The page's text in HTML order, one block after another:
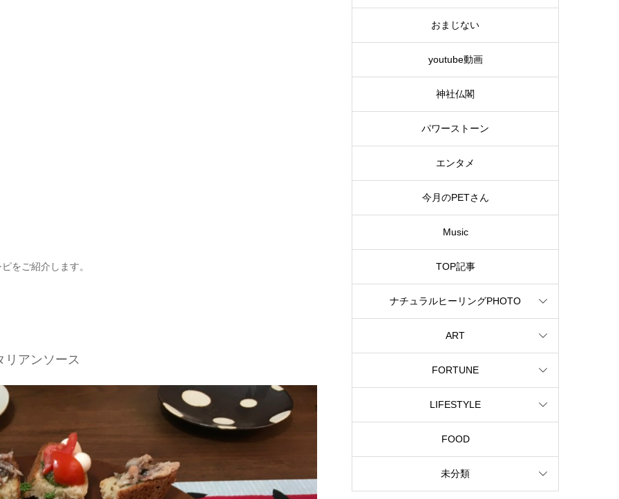
をご紹介します。
アンソース
おまじない
youtube動画
神社仏閣
パワーストーン
エンタメ
今月のPETさん
Music
TOP記事
ナチュラルヒーリングPHOTO
ART
FORTUNE
LIFESTYLE
FOOD
未分類